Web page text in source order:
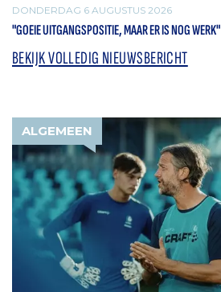
DONDERDAG 6 AUGUSTUS 2026
"GOEIE UITGANGSPOSITIE, MAAR ER IS NOG WERK"
BEKIJK VOLLEDIG NIEUWSBERICHT
ALGEMEEN